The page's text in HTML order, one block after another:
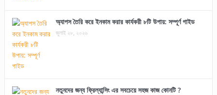
অ্যাপস তৈরি করে ইনকাম করার কার্যকরী ৮টি উপায়: সম্পূর্ণ গাইড
জুলাই ২৮, ২০২৬
নতুনদের জন্য ফ্রিল্যান্সিং এর সবচেয়ে সহজ কাজ কোনটি ?